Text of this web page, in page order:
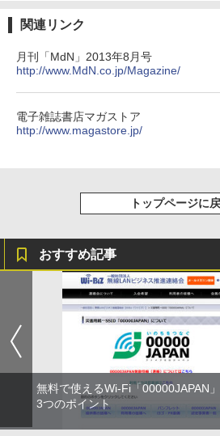
関連リンク
月刊「MdN」2013年8月号
http://www.MdN.co.jp/Magazine/
電子雑誌書店マガストア
http://www.magastore.jp/
トップページに
おすすめ記事
無料で使えるWi-Fi「00000JAPAN
3つのポイント